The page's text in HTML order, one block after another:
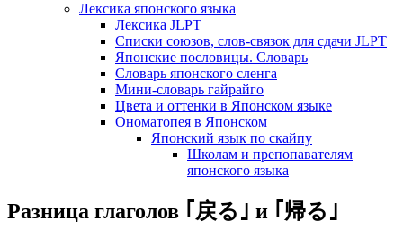
Лексика японского языка
Лексика JLPT
Списки союзов, слов-связок для сдачи JLPT
Японские пословицы. Словарь
Словарь японского сленга
Мини-словарь гайрайго
Цвета и оттенки в Японском языке
Ономатопея в Японском
Японский язык по скайпу
Школам и препопавателям
японского языка
Разница глаголов ｢戻る｣ и ｢帰る｣